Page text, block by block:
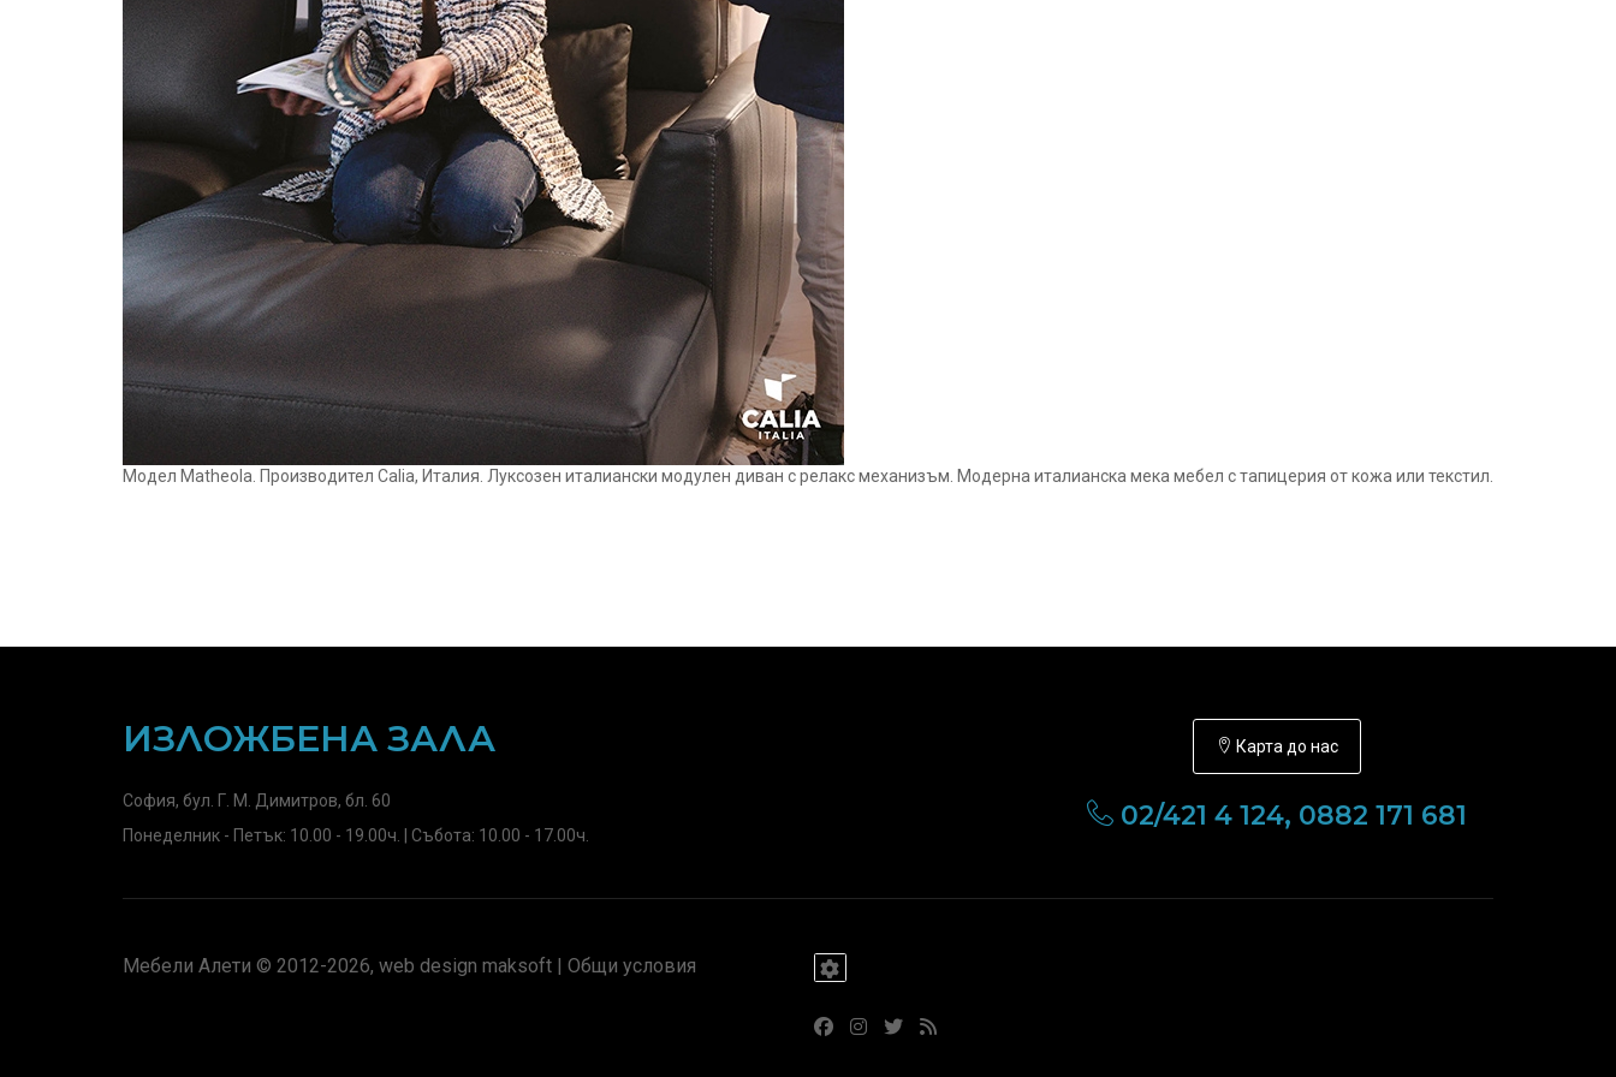
Модел Matheola. Производител Calia, Италия. Луксозен италиански модулен диван с релакс механизъм. Модерна италианска мека мебел с тапицерия от кожа или текстил.
ИЗЛОЖБЕНА ЗАЛА
София, бул. Г. М. Димитров, бл. 60
Понеделник - Петък: 10.00 - 19.00ч. | Събота: 10.00 - 17.00ч.
Карта до нас
02/421 4 124, 0882 171 681
Мебели Алети © 2012-2026, web design maksoft | Общи условия